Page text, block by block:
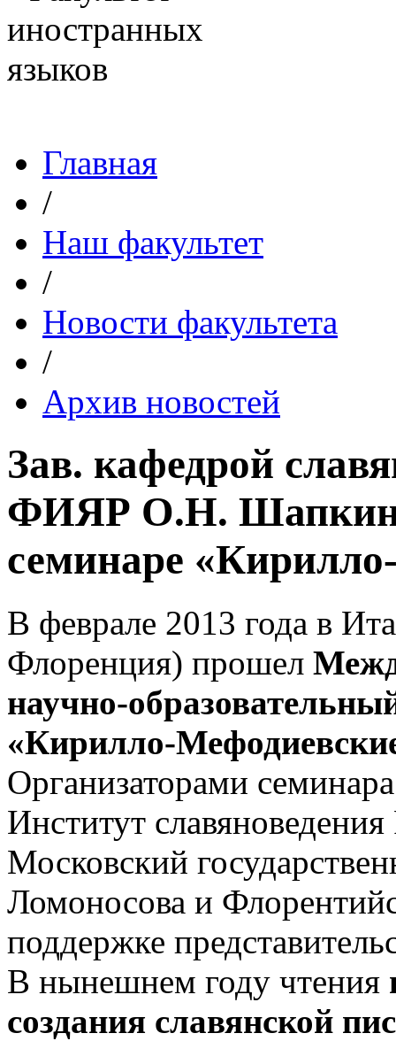
Главная
/
Наш факультет
/
Новости факультета
/
Архив новостей
Зав. кафедрой
ФИЯР О.Н. Шапкина
семинаре
В феврале 2013 года в
Флоренция) прошел
научно-
«Кирилло-
Организаторами
Институт
Московский
Ломоносова и
поддержке
В нынешнем году чтения
создания славянской